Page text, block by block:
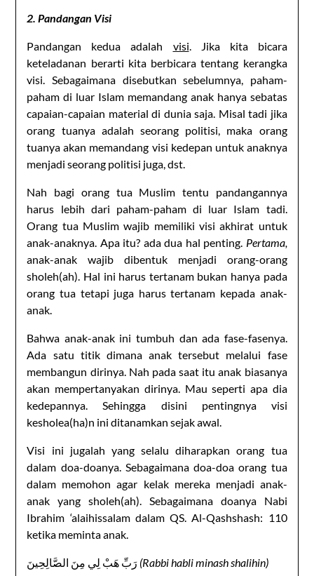
2. Pandangan Visi
Pandangan kedua adalah visi. Jika kita bicara
keteladanan berarti kita berbicara tentang kerangka
visi. Sebagaimana disebutkan sebelumnya, paham-
paham di luar Islam memandang anak hanya sebatas
capaian-capaian material di dunia saja. Misal tadi jika
orang tuanya adalah seorang politisi, maka orang
tuanya akan memandang visi kedepan untuk anaknya
menjadi seorang politisi juga, dst.
Nah bagi orang tua Muslim tentu pandangannya
harus lebih dari paham-paham di luar Islam tadi.
Orang tua Muslim wajib memiliki visi akhirat untuk
anak-anaknya. Apa itu? ada dua hal penting. Pertama,
anak-anak wajib dibentuk menjadi orang-orang
sholeh(ah). Hal ini harus tertanam bukan hanya pada
orang tua tetapi juga harus tertanam kepada anak-
anak.
Bahwa anak-anak ini tumbuh dan ada fase-fasenya.
Ada satu titik dimana anak tersebut melalui fase
membangun dirinya. Nah pada saat itu anak biasanya
akan mempertanyakan dirinya. Mau seperti apa dia
kedepannya. Sehingga disini pentingnya visi
kesholea(ha)n ini ditanamkan sejak awal.
Visi ini jugalah yang selalu diharapkan orang tua
dalam doa-doanya. Sebagaimana doa-doa orang tua
dalam memohon agar kelak mereka menjadi anak-
anak yang sholeh(ah). Sebagaimana doanya Nabi
Ibrahim ‘alaihissalam dalam QS. Al-Qashshash: 110
ketika meminta anak.
(Rabbi habli minash shalihin)